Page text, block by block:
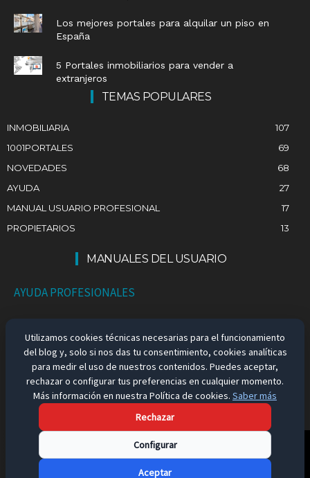
Los mejores portales para alquilar un piso en
España
5 Portales inmobiliarios para vender a
extranjeros
TEMAS POPULARES
INMOBILIARIA
107
1001PORTALES
69
NOVEDADES
68
AYUDA
27
MANUAL USUARIO PROFESIONAL
17
PROPIETARIOS
13
MANUALES DEL USUARIO
AYUDA PROFESIONALES
EMPLEO EN ESPAÑA
Aviso Legal
Política de Cookies
Utilizamos cookies técnicas necesarias para el funcionamiento
del blog y, solo si nos das tu consentimiento, cookies analíticas
para medir el uso de nuestros contenidos. Puedes aceptar,
rechazar o configurar tus preferencias en cualquier momento.
Más información en nuestra Política de cookies. Saber más
Rechazar
Configurar
Aceptar